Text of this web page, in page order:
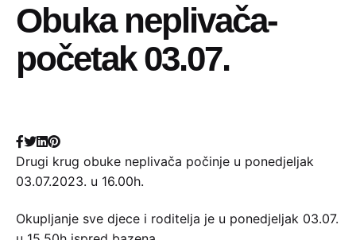
Obuka neplivača-
početak 03.07.
Drugi krug obuke neplivača počinje u ponedjeljak
03.07.2023. u 16.00h.
Okupljanje sve djece i roditelja je u ponedjeljak 03.07.